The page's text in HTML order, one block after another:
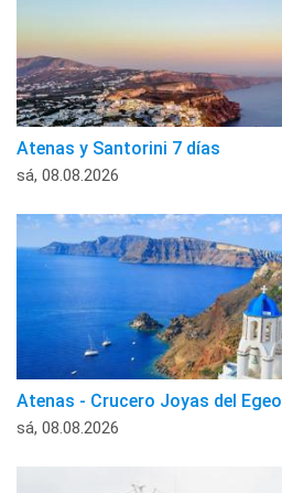
Atenas y Santorini 7 días
sá, 08.08.2026
Atenas - Crucero Joyas del Egeo
sá, 08.08.2026